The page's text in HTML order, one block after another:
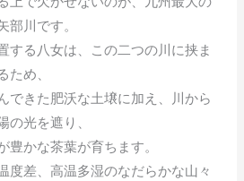
部川です。
する八女は、この二つの川に挟ま
ため、
できた肥沃な土壌に加え、川から
の光を遮り、
豊かな茶葉が育ちます。
度差、高温多湿のなだらかな山々